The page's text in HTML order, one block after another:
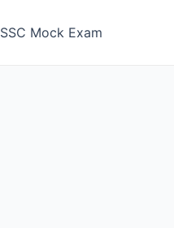
SSC Mock Exam